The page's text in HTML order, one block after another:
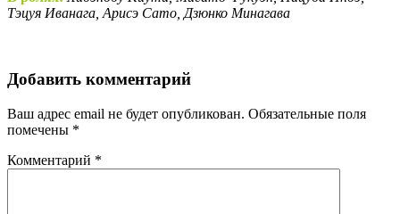
Тэцуя Иванага, Арисэ Сато, Дзюнко Минагава
Добавить комментарий
Ваш адрес email не будет опубликован. Обязательные поля
помечены *
Комментарий *